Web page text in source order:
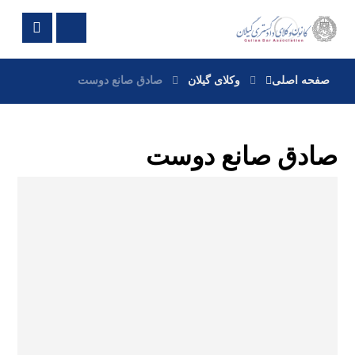
صفحه اصلی وکلای گیلان صادق صانع دوست
صادق صانع دوست